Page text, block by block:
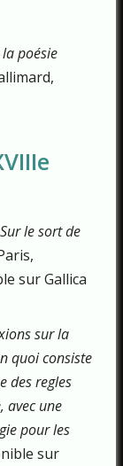
poésie
Sur le sort de
sur Gallica
sur la
quoi consiste
des regles
avec une
pour les
sur